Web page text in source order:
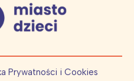
Prywatności i Cookies